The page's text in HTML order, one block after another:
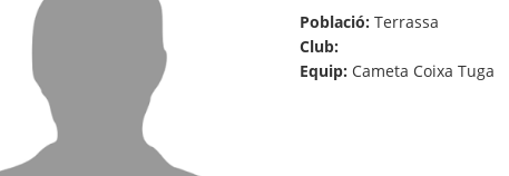
Població: Terrassa
Club:
Equip: Cameta Coixa Tuga